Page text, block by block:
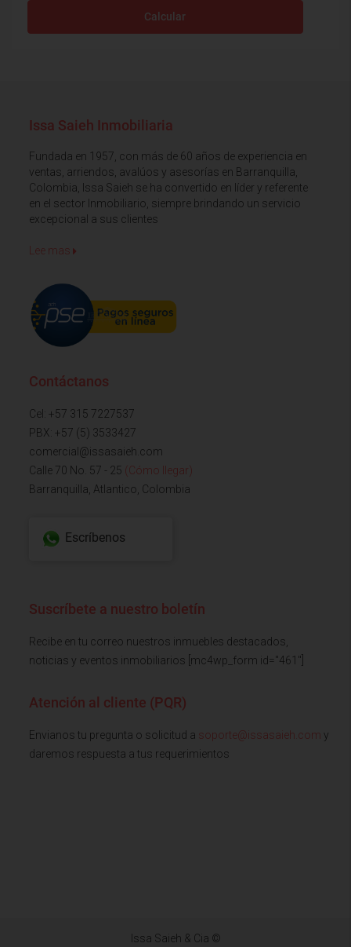
Calcular
Issa Saieh Inmobiliaria
Fundada en 1957, con más de 60 años de experiencia en
ventas, arriendos, avalúos y asesorías en Barranquilla,
Colombia, Issa Saieh se ha convertido en líder y referente
en el sector Inmobiliario, siempre brindando un servicio
excepcional a sus clientes
Lee mas
Contáctanos
Cel: +57 315 7227537
PBX: +57 (5) 3533427
comercial@issasaieh.com
Calle 70 No. 57 - 25 (Cómo llegar)
Barranquilla, Atlantico, Colombia
Escríbenos
Suscríbete a nuestro boletín
Recibe en tu correo nuestros inmuebles destacados,
noticias y eventos inmobiliarios [mc4wp_form id="461"]
Atención al cliente (PQR)
Envianos tu pregunta o solicitud a soporte@issasaieh.com y
daremos respuesta a tus requerimientos
Issa Saieh & Cia ©